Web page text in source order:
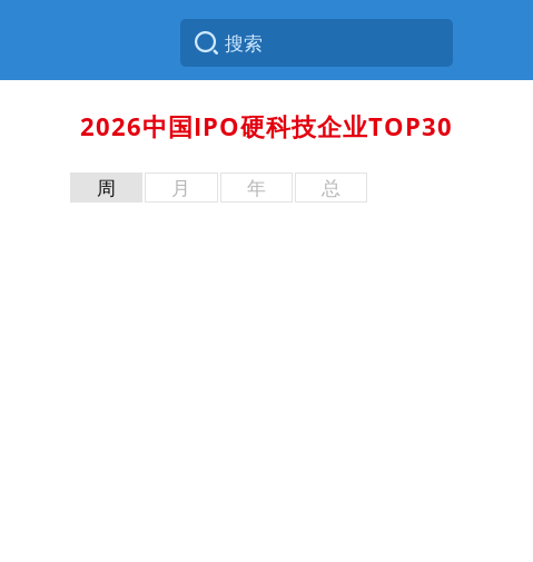
2026中国IPO硬科技企业TOP30
周 月 年 总